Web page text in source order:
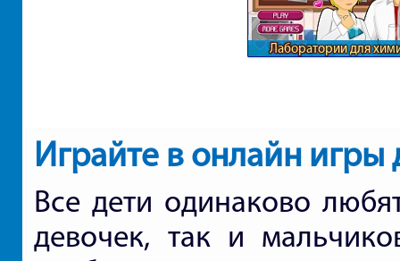
Лаборатории для
Играйте в онлайн игры
Все дети одинаково
девочек, так и